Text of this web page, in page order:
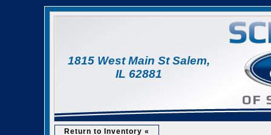
1815 West Main St Salem,
IL 62881
Return to Inventory «